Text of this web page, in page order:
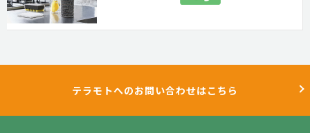
テラモトへのお問い合わせはこちら